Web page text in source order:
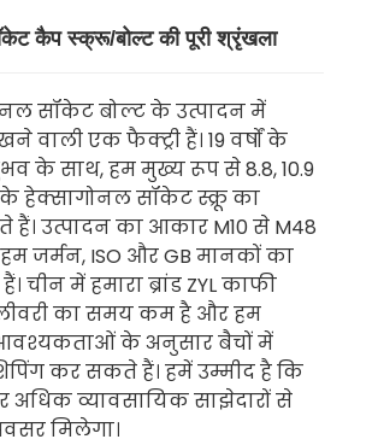
कैप स्क्रू/बोल्ट की पूरी श्रृंखला
सॉकेट बोल्ट के उत्पादन में
वाली एक फैक्ट्री हैं। 19 वर्षों के
के साथ, हम मुख्य रूप से 8.8, 10.9
के हेक्सागोनल सॉकेट स्क्रू का
हैं। उत्पादन का आकार M10 से M48
जर्मन, ISO और GB मानकों का
चीन में हमारा ब्रांड ZYL काफी
का समय कम है और हम
आवश्यकताओं के अनुसार बैचों में
कर सकते हैं। हमें उम्मीद है कि
अधिक व्यावसायिक साझेदारों से
मिलेगा।